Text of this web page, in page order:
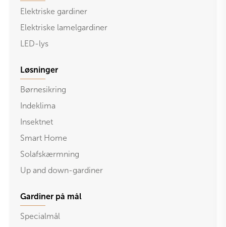
Elektriske gardiner
Elektriske lamelgardiner
LED-lys
Løsninger
Børnesikring
Indeklima
Insektnet
Smart Home
Solafskærmning
Up and down-gardiner
Gardiner på mål
Specialmål